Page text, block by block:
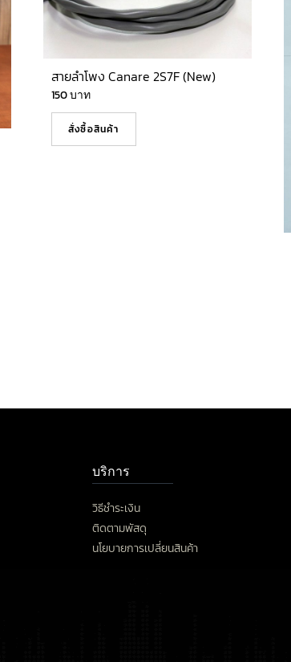
สายลำโพง Canare 2S7F (New)
150บาท
สั่งซื้อสินค้า
บริการ
วิธีชำระเงิน
ติดตามพัสดุ
นโยบายการเปลี่ยนสินค้า